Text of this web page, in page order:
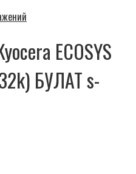
ECOSYS
БУЛАТ s-